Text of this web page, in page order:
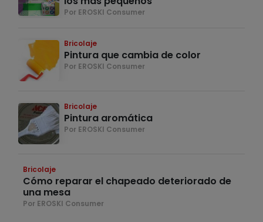
Por EROSKI Consumer
Bricolaje
Pintura que cambia de color
Por EROSKI Consumer
Bricolaje
Pintura aromática
Por EROSKI Consumer
Bricolaje
Cómo reparar el chapeado deteriorado de
una mesa
Por EROSKI Consumer